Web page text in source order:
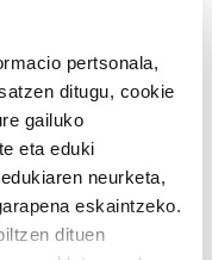
pertsonala,
ditugu, cookie
gailuko
eta eduki
neurketa,
eskaintzeko.
dituen